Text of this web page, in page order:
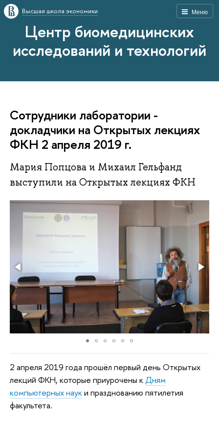
Меню
Высшая школа экономики
Центр биомедицинских
исследований и технологий
Сотрудники лаборатории -
докладчики на Открытых лекциях
ФКН 2 апреля 2019 г.
Мария Попцова и Михаил Гельфанд
выступили на Открытых лекциях ФКН
2 апреля 2019 года прошёл первый день Открытых
лекций ФКН, которые приурочены кДням
компьютерных науки празднованию пятилетия
факультета.